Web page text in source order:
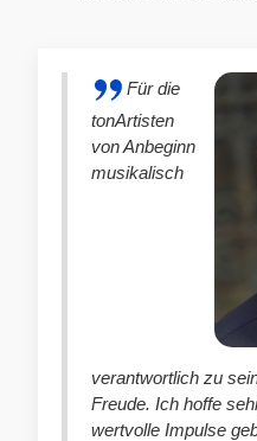
Für die
tonArtisten
von Anbeginn
musikalisch
verantwortlich zu
Freude. Ich hoffe
wertvolle Impulse